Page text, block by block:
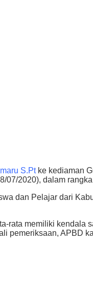
S.Ptke kediaman
07/2020), dalam
dan Pelajar dari
rata memiliki
pemeriksaan, APBD